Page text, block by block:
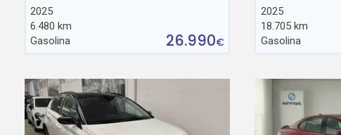
2025
6.480 km
Gasolina
26.990€
2025
18.705 km
Gasolina